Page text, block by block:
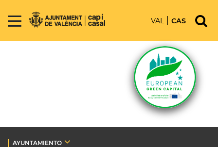
VAL CAS
AYUNTAMIENTO